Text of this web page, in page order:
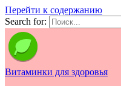
Перейти к содержанию
Search for:
Витаминки для здоровья